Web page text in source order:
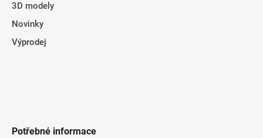
3D modely
Novinky
Výprodej
Potřebné informace